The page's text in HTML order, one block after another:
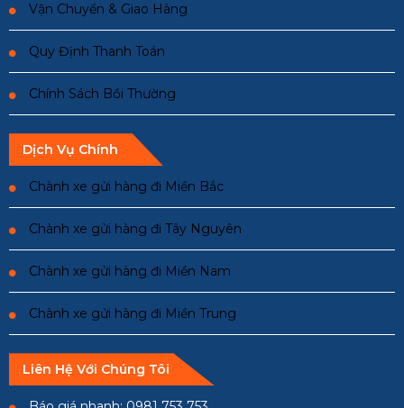
Vận Chuyển & Giao Hàng
Quy Định Thanh Toán
Chính Sách Bồi Thường
Dịch Vụ Chính
Chành xe gửi hàng đi Miền Bắc
Chành xe gửi hàng đi Tây Nguyên
Chành xe gửi hàng đi Miền Nam
Chành xe gửi hàng đi Miền Trung
Liên Hệ Với Chúng Tôi